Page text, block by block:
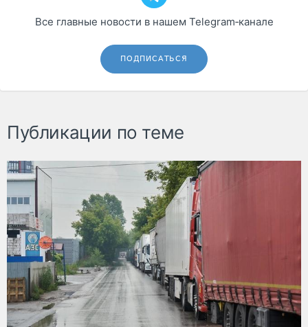
Все главные новости в нашем Telegram‑канале
ПОДПИСАТЬСЯ
Публикации по теме